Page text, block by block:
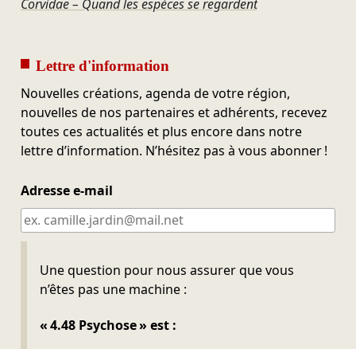
Corvidae – Quand les espèces se regardent
Lettre d'information
Nouvelles créations, agenda de votre région,
nouvelles de nos partenaires et adhérents, recevez
toutes ces actualités et plus encore dans notre
lettre d’information. N’hésitez pas à vous abonner !
Adresse e-mail
Une question pour nous assurer que vous
n’êtes pas une machine :
« 4.48 Psychose » est :
Ne pas remplir